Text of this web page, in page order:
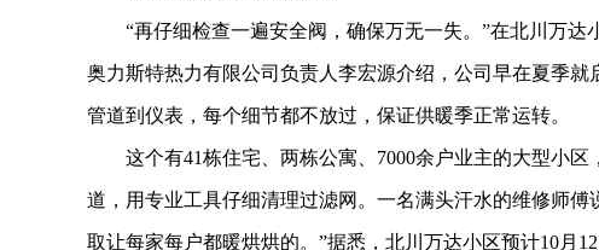
“再仔细检查一遍安全阀，确保万无一失。”在北川万达
奥力斯特热力有限公司负责人李宏源介绍，公司早在夏季
管道到仪表，每个细节都不放过，保证供暖季正常运转。
这个有41栋住宅、两栋公寓、7000余户业主的大型小区
道，用专业工具仔细清理过滤网。一名满头汗水的维修师
取让每家每户都暖烘烘的。”据悉，北川万达小区预计10月12